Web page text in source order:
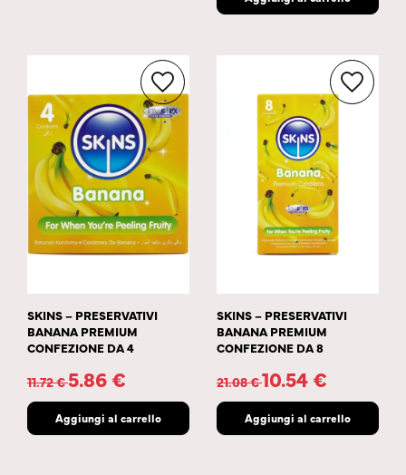
SKINS – PRESERVATIVI
BANANA PREMIUM
CONFEZIONE DA 4
11.72€5.86€
Aggiungi al carrello
SKINS – PRESERVATIVI
BANANA PREMIUM
CONFEZIONE DA 8
21.08€10.54€
Aggiungi al carrello